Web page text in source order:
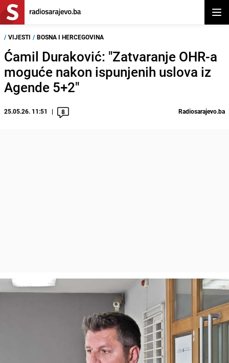
/ VIJESTI / BOSNA I HERCEGOVINA
Ćamil Duraković: "Zatvaranje OHR-a
moguće nakon ispunjenih uslova iz
Agende 5+2"
25.05.26. 11:51 8 Radiosarajevo.ba